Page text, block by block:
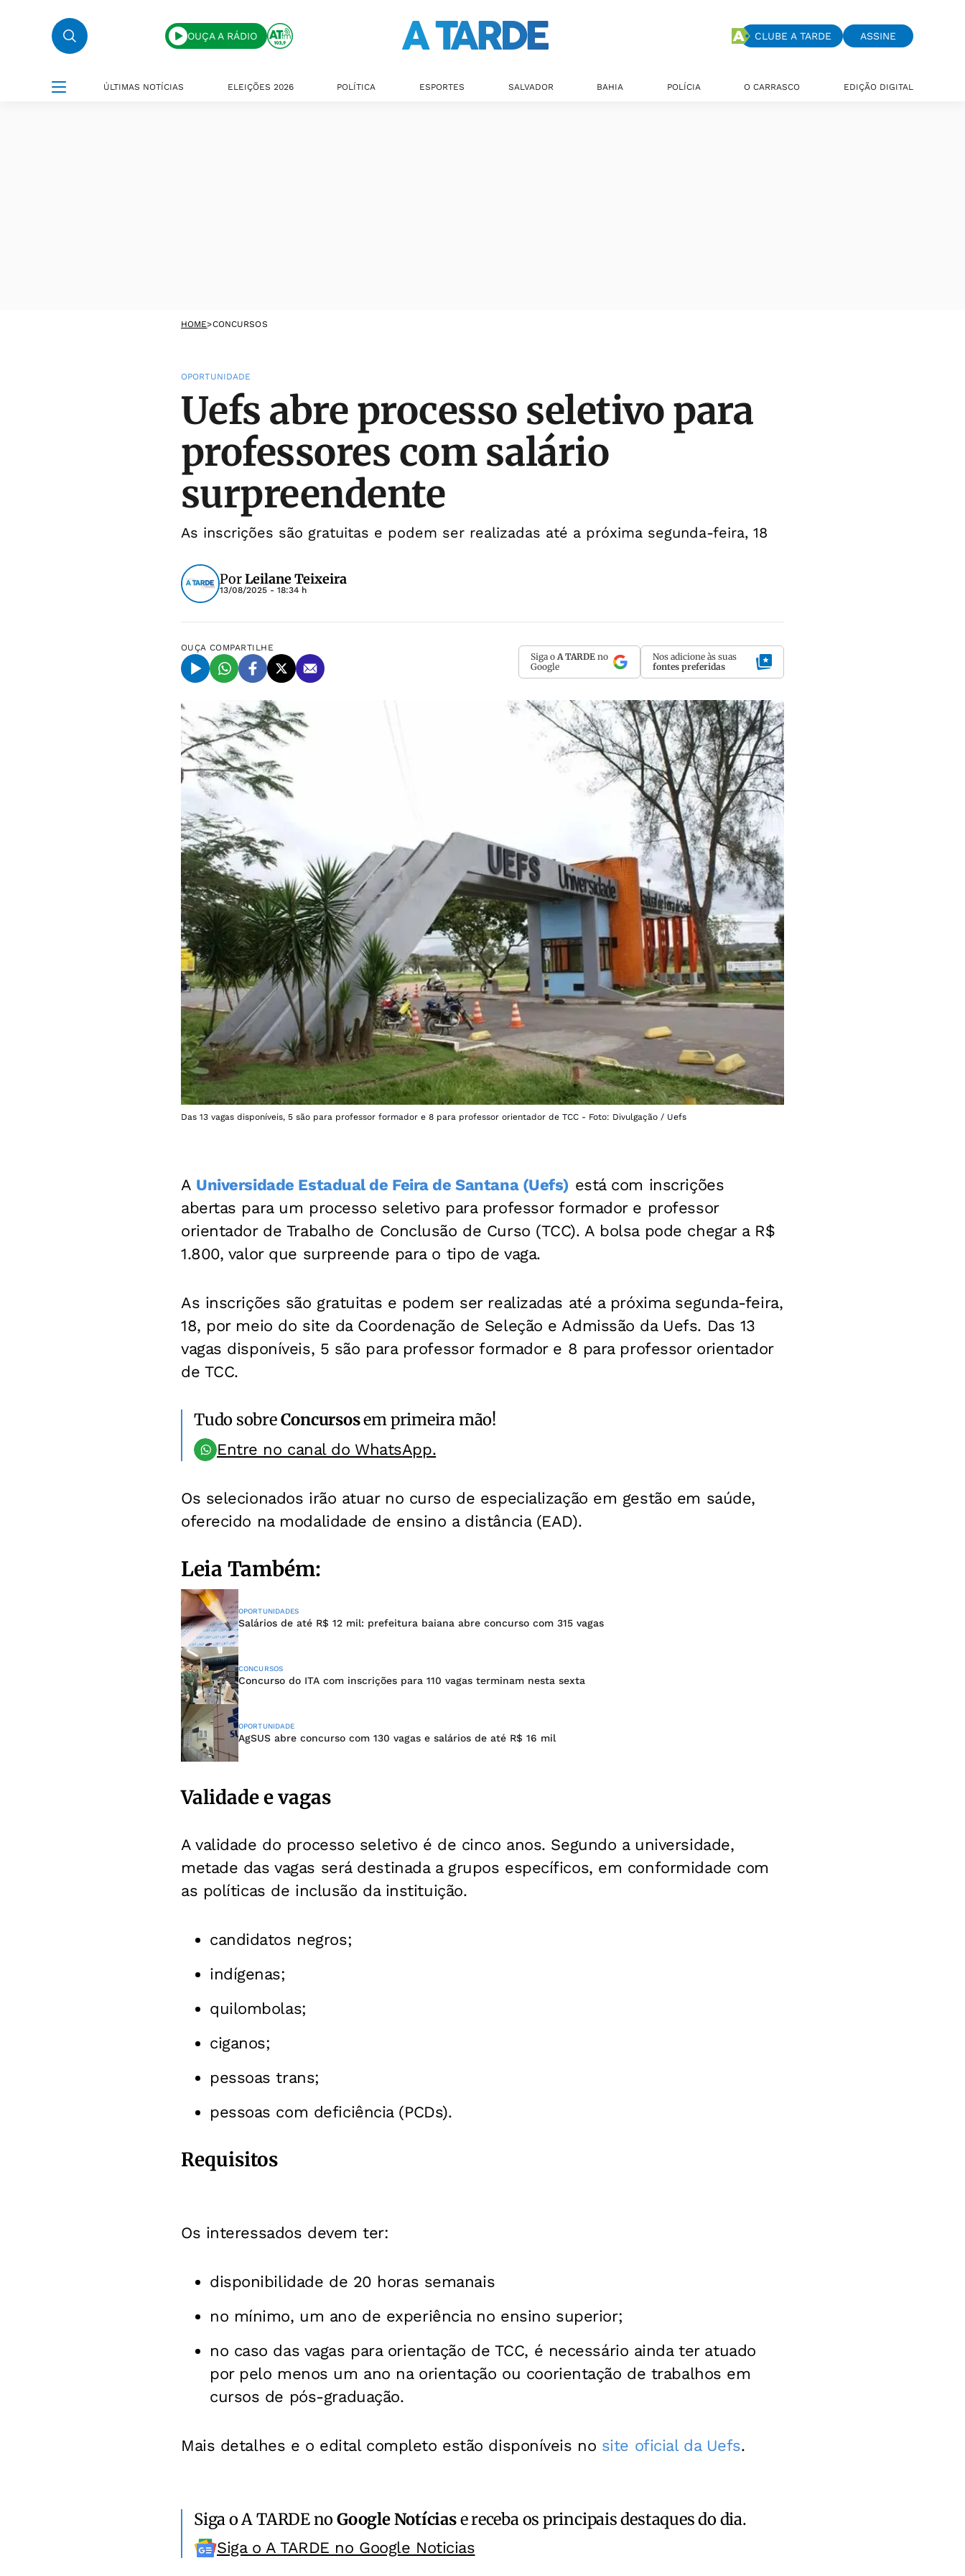
OUÇA A RÁDIO CLUBE A TARDE ASSINE
ÚLTIMAS NOTÍCIAS ELEIÇÕES 2026 POLÍTICA ESPORTES SALVADOR BAHIA POLÍCIA O CARRASCO EDIÇÃO DIGITAL
HOME>CONCURSOS
OPORTUNIDADE
Uefs abre processo seletivo para
professores com salário
surpreendente
As inscrições são gratuitas e podem ser realizadas até a próxima segunda-feira, 18
PorLeilane Teixeira
13/08/2025 - 18:34 h
OUÇA COMPARTILHE
Siga o A TARDE no
Google
Nos adicione às suas
fontes preferidas
Das 13 vagas disponíveis, 5 são para professor formador e 8 para professor orientador de TCC - Foto: Divulgação / Uefs
A Universidade Estadual de Feira de Santana (Uefs) está com inscrições
abertas para um processo seletivo para professor formador e professor
orientador de Trabalho de Conclusão de Curso (TCC). A bolsa pode chegar a R$
1.800, valor que surpreende para o tipo de vaga.
As inscrições são gratuitas e podem ser realizadas até a próxima segunda-feira,
18, por meio do site da Coordenação de Seleção e Admissão da Uefs. Das 13
vagas disponíveis, 5 são para professor formador e 8 para professor orientador
de TCC.
Tudo sobreConcursosem primeira mão!
Entre no canal do WhatsApp.
Os selecionados irão atuar no curso de especialização em gestão em saúde,
oferecido na modalidade de ensino a distância (EAD).
Leia Também:
OPORTUNIDADES
Salários de até R$ 12 mil: prefeitura baiana abre concurso com 315 vagas
CONCURSOS
Concurso do ITA com inscrições para 110 vagas terminam nesta sexta
OPORTUNIDADE
AgSUS abre concurso com 130 vagas e salários de até R$ 16 mil
Validade e vagas
A validade do processo seletivo é de cinco anos. Segundo a universidade,
metade das vagas será destinada a grupos específicos, em conformidade com
as políticas de inclusão da instituição.
candidatos negros;
indígenas;
quilombolas;
ciganos;
pessoas trans;
pessoas com deficiência (PCDs).
Requisitos
Os interessados devem ter:
disponibilidade de 20 horas semanais
no mínimo, um ano de experiência no ensino superior;
no caso das vagas para orientação de TCC, é necessário ainda ter atuado
por pelo menos um ano na orientação ou coorientação de trabalhos em
cursos de pós-graduação.
Mais detalhes e o edital completo estão disponíveis no site oficial da Uefs.
Siga o A TARDE noGoogle Notíciase receba os principais destaques do dia.
Siga o A TARDE no Google Noticias